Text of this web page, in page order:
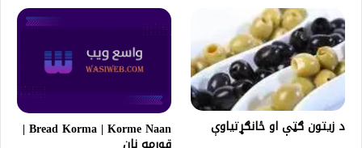
د زیتون ګټې او ځانګړتیاوې Bread Korma | Korme Naan |